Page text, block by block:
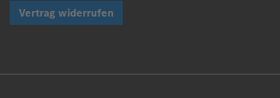
Vertrag widerrufen